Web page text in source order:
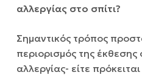
αλλεργίας στο σπίτι?
Σημαντικός τρόπος
περιορισμός της έκθεσης
αλλεργίας- είτε